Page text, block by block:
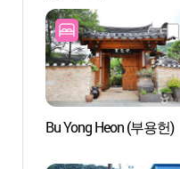
Bu Yong Heon (부용헌)